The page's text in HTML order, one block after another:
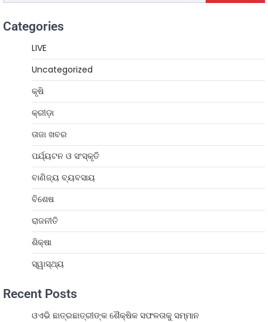
Categories
LIVE
Uncategorized
କୃଷି
କ୍ରୀଡ଼ା
ତାଜା ଖବର
ପର୍ଯ୍ୟଟନ ଓ ସଂସ୍କୃତି
ବାଣିଜ୍ୟ ବ୍ୟବସାୟ
ବିଶେଷ
ରାଜନୀତି
ଶିକ୍ଷା
ସ୍ୱାସ୍ଥ୍ୟ
Recent Posts
ଓଏଭି ଛାତ୍ରଛାତ୍ରୀଙ୍କ ଶୈକ୍ଷିକ ସଫଳତାକୁ ସମ୍ମାନ